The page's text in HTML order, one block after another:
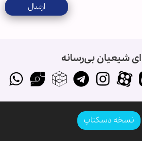
ارسال
شیعیان بی‌رسانه
نسخه دسکتاپ